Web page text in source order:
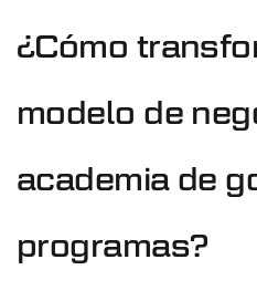
¿Cómo
modelo de
academia de
programas?